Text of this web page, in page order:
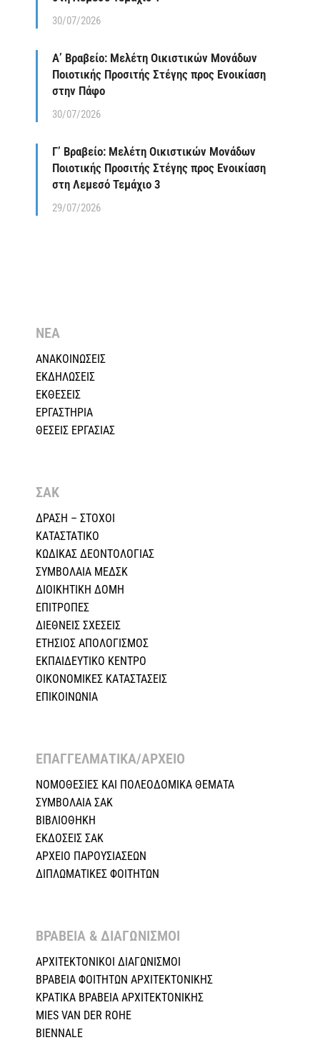
30/07/2026
Α’ Βραβείο: Μελέτη Οικιστικών Μονάδων
Ποιοτικής Προσιτής Στέγης προς Ενοικίαση
στην Πάφο
30/07/2026
Γ’ Βραβείο: Μελέτη Οικιστικών Μονάδων
Ποιοτικής Προσιτής Στέγης προς Ενοικίαση
στη Λεμεσό Τεμάχιο 3
29/07/2026
ΝΕΑ
ΑΝΑΚΟΙΝΩΣΕΙΣ
ΕΚΔΗΛΩΣΕΙΣ
ΕΚΘΕΣΕΙΣ
ΕΡΓΑΣΤΗΡΙΑ
ΘΕΣΕΙΣ ΕΡΓΑΣΙΑΣ
ΣΑΚ
ΔΡΑΣΗ – ΣΤΟΧΟΙ
ΚΑΤΑΣΤΑΤΙΚΟ
ΚΩΔΙΚΑΣ ΔΕΟΝΤΟΛΟΓΙΑΣ
ΣΥΜΒΟΛΑΙΑ ΜΕΔΣΚ
ΔΙΟΙΚΗΤΙΚΗ ΔΟΜΗ
ΕΠΙΤΡΟΠΕΣ
ΔΙΕΘΝΕΙΣ ΣΧΕΣEIΣ
ΕΤΗΣΙΟΣ ΑΠΟΛΟΓΙΣΜΟΣ
ΕΚΠΑΙΔΕΥΤΙΚΟ ΚΕΝΤΡΟ
ΟΙΚΟΝΟΜΙΚΕΣ ΚΑΤΑΣΤΑΣΕΙΣ
ΕΠΙΚΟΙΝΩΝΙΑ
ΕΠΑΓΓΕΛΜΑΤΙΚΑ/ΑΡΧΕΙΟ ​
ΝΟΜΟΘΕΣΙΕΣ KAI ΠΟΛΕΟΔΟΜΙΚΑ ΘΕΜΑΤΑ
ΣΥΜΒΟΛΑΙΑ ΣΑΚ
ΒΙΒΛΙΟΘΗΚΗ
ΕΚΔΟΣΕΙΣ ΣΑΚ
ΑΡΧΕΙΟ ΠΑΡΟΥΣΙΑΣΕΩΝ
ΔΙΠΛΩΜΑΤΙΚΕΣ ΦΟΙΤΗΤΩΝ
ΒΡΑΒΕΙΑ & ΔΙΑΓΩΝΙΣΜΟΙ ​
ΑΡΧΙΤΕΚΤΟΝΙΚΟΙ ΔΙΑΓΩΝΙΣΜΟΙ
ΒΡΑΒΕΙΑ ΦΟΙΤΗΤΩΝ ΑΡΧΙΤΕΚΤΟΝΙΚΗΣ
ΚΡΑΤΙΚΑ ΒΡΑΒΕΙΑ ΑΡΧΙΤΕΚΤΟΝΙΚΗΣ
MIES VAN DER ROHE
BIENNALE